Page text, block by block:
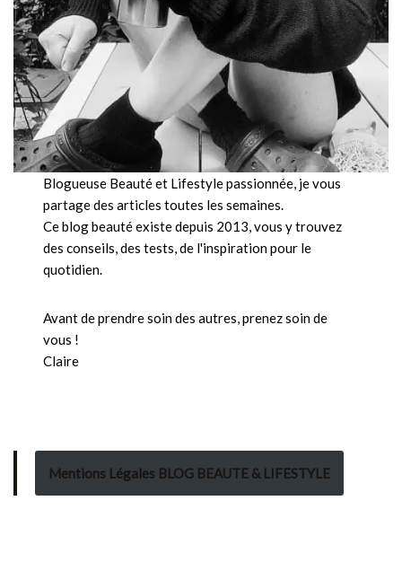
Blogueuse Beauté et Lifestyle passionnée, je vous
partage des articles toutes les semaines.
Ce blog beauté existe depuis 2013, vous y trouvez
des conseils, des tests, de l'inspiration pour le
quotidien.
Avant de prendre soin des autres, prenez soin de
vous !
Claire
Mentions Légales BLOG BEAUTE & LIFESTYLE